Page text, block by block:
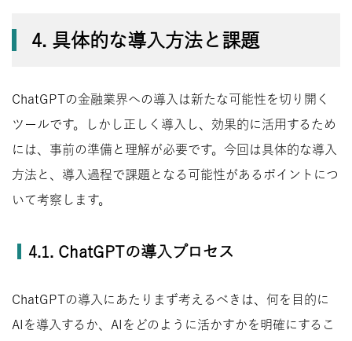
4. 具体的な導入方法と課題
ChatGPTの金融業界への導入は新たな可能性を切り開く
ツールです。しかし正しく導入し、効果的に活用するため
には、事前の準備と理解が必要です。今回は具体的な導入
方法と、導入過程で課題となる可能性があるポイントにつ
いて考察します。
4.1. ChatGPTの導入プロセス
ChatGPTの導入にあたりまず考えるべきは、何を目的に
AIを導入するか、AIをどのように活かすかを明確にするこ